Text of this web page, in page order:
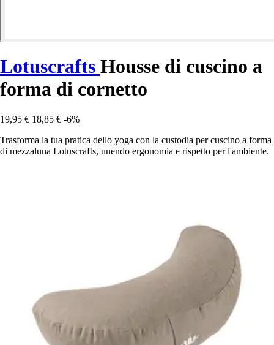
Lotuscrafts Housse di cuscino a
forma di cornetto
19,95 € 18,85 € -6%
Trasforma la tua pratica dello yoga con la custodia per cuscino a forma
di mezzaluna Lotuscrafts, unendo ergonomia e rispetto per l'ambiente.